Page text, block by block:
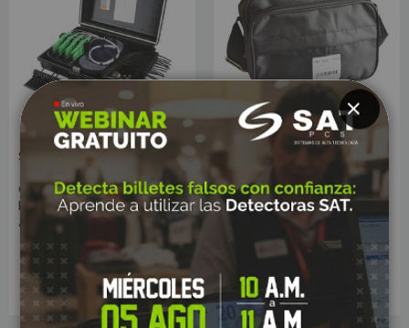
SKU: 7668
CAJA NAP SAT 8 PUERTOS
IP65 CON SPLITTER 1X8 SC-
APC Y ADAPTADORES
Sin Stock
KIT DE HERRAMIENTAS SAT
FIBRA ÓPTICA
Sin Stock
CLOSE